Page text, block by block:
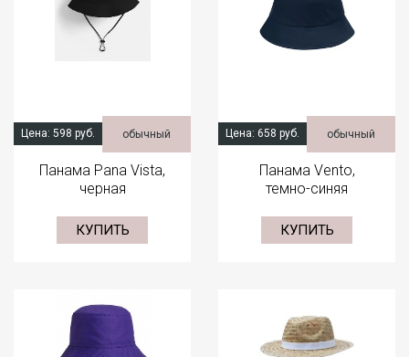
Цена: 598 руб. обычный
Панама Pana Vista,
черная
КУПИТЬ
Цена: 658 руб. обычный
Панама Vento,
темно-синяя
КУПИТЬ